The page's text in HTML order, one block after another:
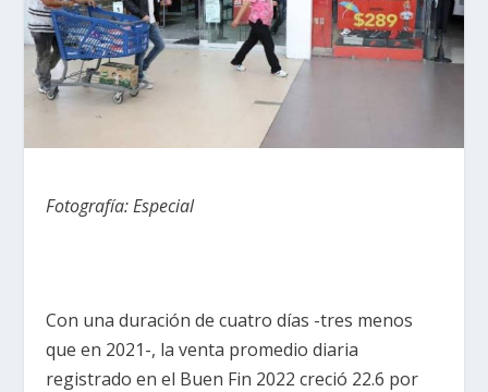
Fotografía: Especial
Con una duración de cuatro días -tres menos
que en 2021-, la venta promedio diaria
registrado en el Buen Fin 2022 creció 22.6 por